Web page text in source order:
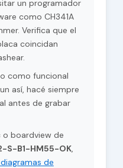
un programador
como CH341A
Verifica que el
coincidan
como funcional
así, hacé siempre
antes de grabar
o boardview de
S-B1-HM55-OK,
de